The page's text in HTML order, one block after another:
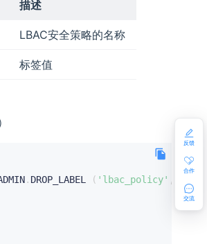
描述
LBAC安全策略的名称
标签值
. DROP_LABEL ( 'lbac_policy' ,
反馈
合作
交流